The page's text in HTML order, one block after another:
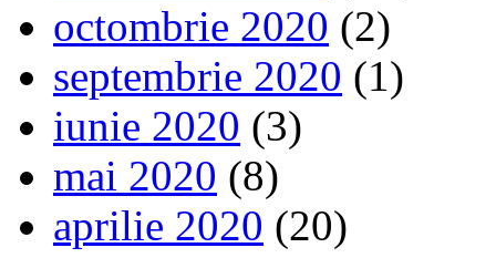
octombrie 2020 (2)
septembrie 2020 (1)
iunie 2020 (3)
mai 2020 (8)
aprilie 2020 (20)